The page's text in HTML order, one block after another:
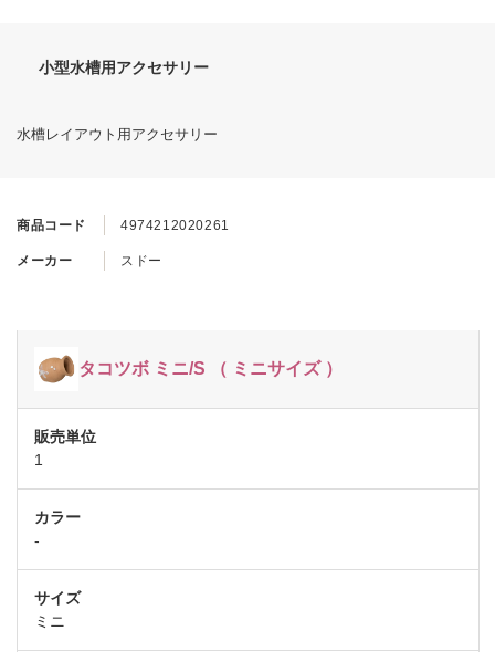
商品コード 4974212020261
メーカー スドー
タコツボ ミニ/S （ ミニサイズ ）
1
-
ミニ
小型水槽用アクセサリー
水槽レイアウト用アクセサリー